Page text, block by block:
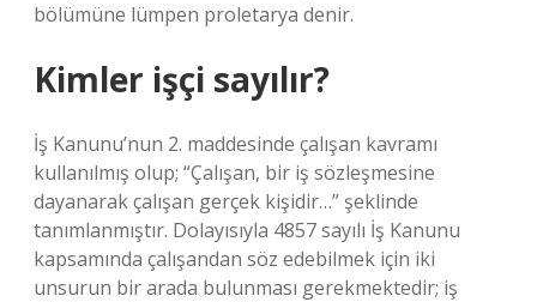
bölümüne lümpen proletarya denir.
Kimler işçi sayılır?
İş Kanunu’nun 2. maddesinde çalışan kavramı
kullanılmış olup; “Çalışan, bir iş sözleşmesine
dayanarak çalışan gerçek kişidir…” şeklinde
tanımlanmıştır. Dolayısıyla 4857 sayılı İş Kanunu
kapsamında çalışandan söz edebilmek için iki
unsurun bir arada bulunması gerekmektedir; iş